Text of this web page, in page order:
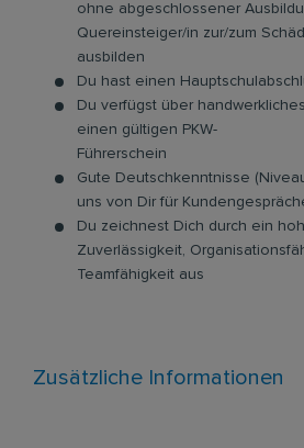
ohne abgeschlossener
Quereinsteiger/in zur/zum
ausbilden
Du hast einen
Du verfügst über
einen gültigen PKW-
Führerschein
Gute Deutschkenntnisse
uns von Dir für
Du zeichnest Dich durch ein
Zuverlässigkeit,
Teamfähigkeit aus
Zusätzliche Informationen